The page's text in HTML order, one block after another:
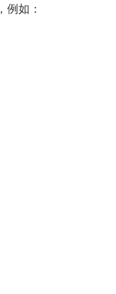
例如：